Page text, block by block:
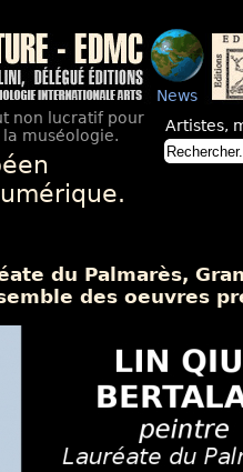
News
non lucratif pour
muséologie.
Artistes,
du Palmarès,
des oeuvres